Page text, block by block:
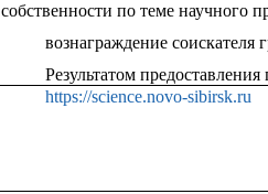
собственности по теме научного
вознаграждение соискателя
Результатом
https://science.novo-sibirsk.ru